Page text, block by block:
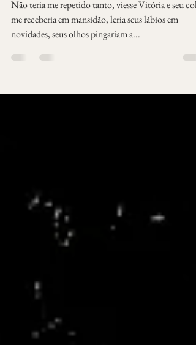
Se Vitória nem sei
Não teria me repetido tanto, viesse Vitória e seu colo
novidades, seus olhos pingariam a...